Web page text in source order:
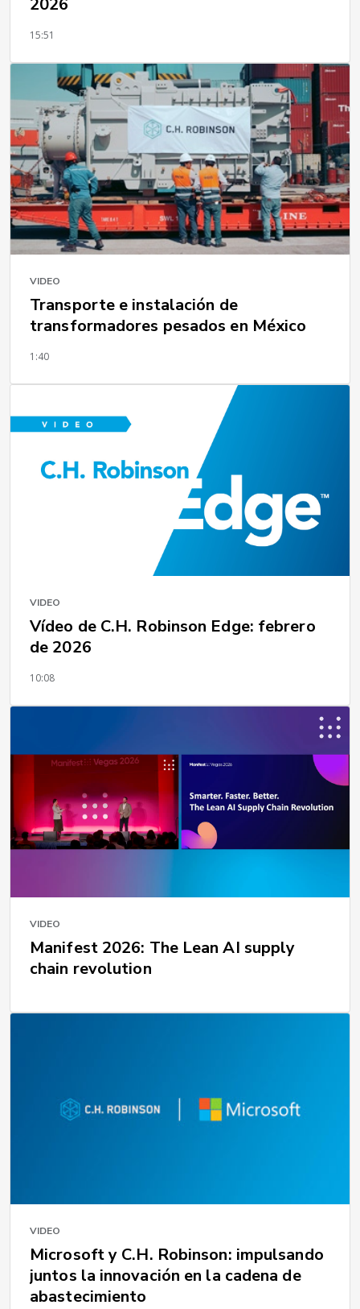
15:51
VIDEO
Transporte e instalación de
transformadores pesados en México
1:40
VIDEO
Vídeo de C.H. Robinson Edge: febrero
de 2026
10:08
VIDEO
Manifest 2026: The Lean AI supply
chain revolution
VIDEO
Microsoft y C.H. Robinson: impulsando
juntos la innovación en la cadena de
abastecimiento